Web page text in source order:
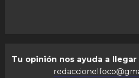
Tu opinión nos ayuda a llegar